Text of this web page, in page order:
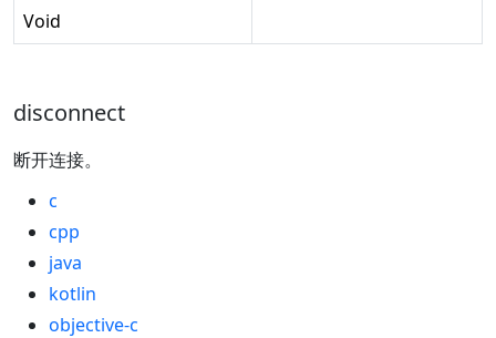
Void
disconnect
断开连接。
c
cpp
java
kotlin
objective-c